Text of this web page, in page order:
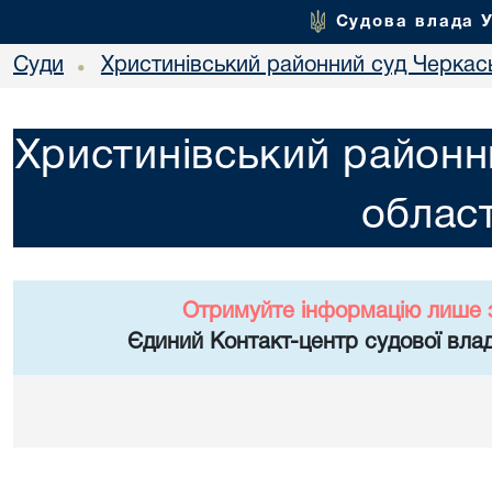
Судова влада
Суди • Христинівський районний суд
Христинівський
Отримуйте інформацію лише
Єдиний Контакт-центр судової